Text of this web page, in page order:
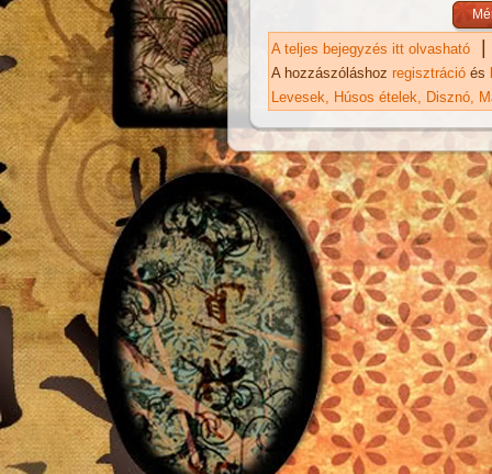
A teljes bejegyzés itt olvasható |
A hozzászóláshoz regisztráció és
Levesek
Húsos ételek Disznó